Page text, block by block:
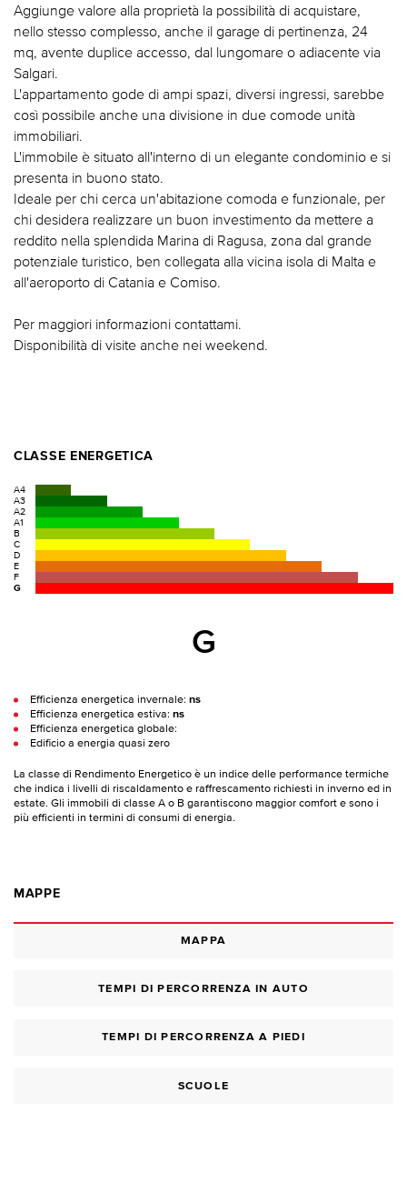
Aggiunge valore alla proprietà la possibilità di acquistare,
nello stesso complesso, anche il garage di pertinenza, 24
mq, avente duplice accesso, dal lungomare o adiacente via
Salgari.
L'appartamento gode di ampi spazi, diversi ingressi, sarebbe
così possibile anche una divisione in due comode unità
immobiliari.
L'immobile è situato all'interno di un elegante condominio e si
presenta in buono stato.
Ideale per chi cerca un'abitazione comoda e funzionale, per
chi desidera realizzare un buon investimento da mettere a
reddito nella splendida Marina di Ragusa, zona dal grande
potenziale turistico, ben collegata alla vicina isola di Malta e
all'aeroporto di Catania e Comiso.
Per maggiori informazioni contattami.
Disponibilità di visite anche nei weekend.
CLASSE ENERGETICA
A4
A3
A2
A1
B
C
D
E
F
G
G
Efficienza energetica invernale: ns
Efficienza energetica estiva: ns
Efficienza energetica globale:
Edificio a energia quasi zero
La classe di Rendimento Energetico è un indice delle performance termiche
che indica i livelli di riscaldamento e raffrescamento richiesti in inverno ed in
estate. Gli immobili di classe A o B garantiscono maggior comfort e sono i
più efficienti in termini di consumi di energia.
MAPPE
MAPPA
TEMPI DI PERCORRENZA IN AUTO
TEMPI DI PERCORRENZA A PIEDI
SCUOLE